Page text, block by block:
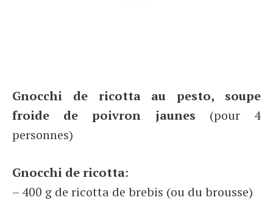
Gnocchi de ricotta au pesto, soupe
froide de poivron jaunes (pour 4
personnes)
Gnocchi de ricotta:
– 400 g de ricotta de brebis (ou du brousse)